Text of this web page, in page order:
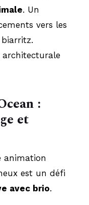
. Un
vers les
architecturale
:
et
animation
est un défi
avec brio.